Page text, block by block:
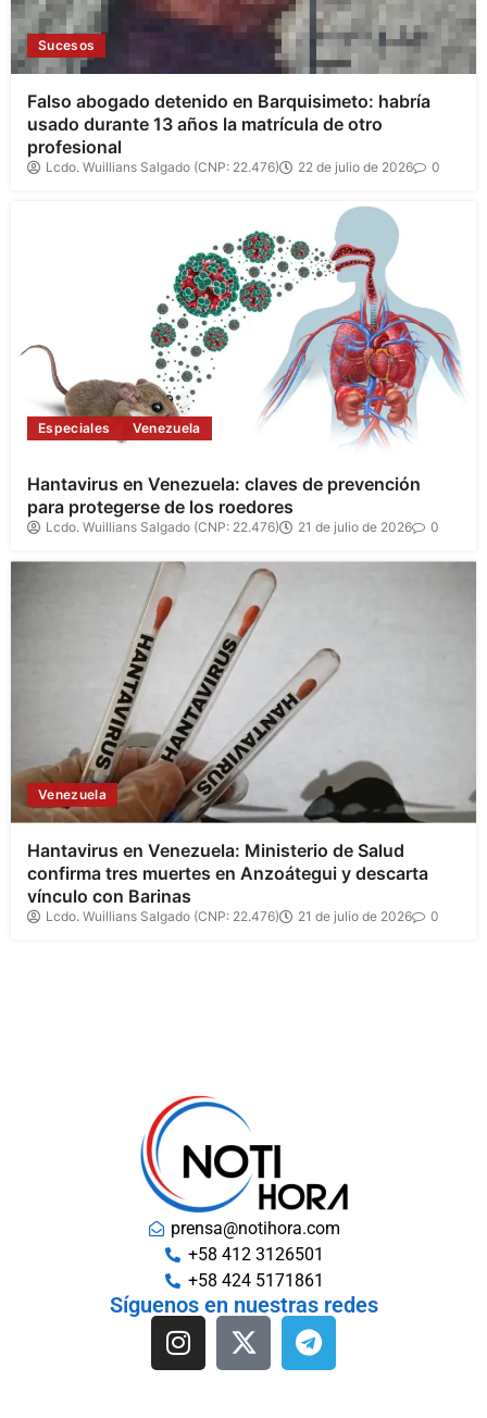
Sucesos
Falso abogado detenido en Barquisimeto: habría
usado durante 13 años la matrícula de otro
profesional
Lcdo. Wuillians Salgado (CNP: 22.476) 22 de julio de 2026 0
Especiales Venezuela
Hantavirus en Venezuela: claves de prevención
para protegerse de los roedores
Lcdo. Wuillians Salgado (CNP: 22.476) 21 de julio de 2026 0
Venezuela
Hantavirus en Venezuela: Ministerio de Salud
confirma tres muertes en Anzoátegui y descarta
vínculo con Barinas
Lcdo. Wuillians Salgado (CNP: 22.476) 21 de julio de 2026 0
prensa@notihora.com
+58 412 3126501
+58 424 5171861
Síguenos en nuestras redes